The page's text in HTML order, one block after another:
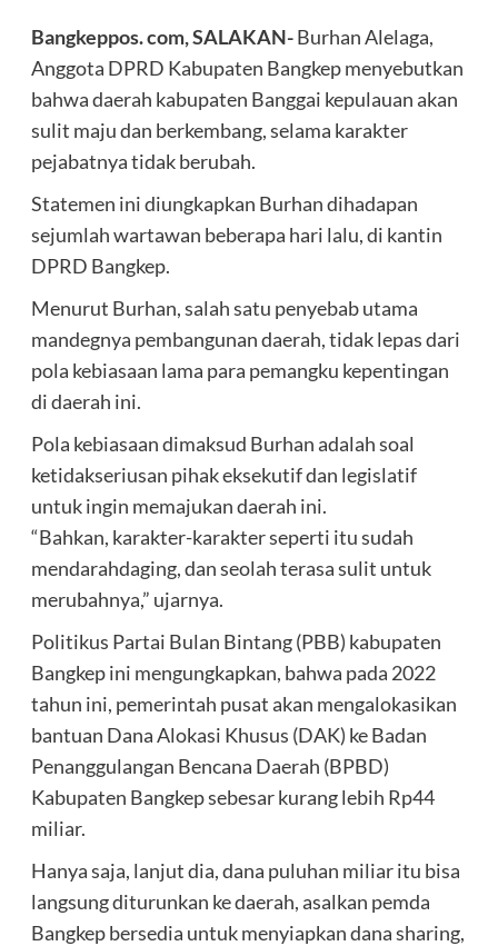
Bangkeppos. com, SALAKAN-Burhan Alelaga,
Anggota DPRD Kabupaten Bangkep menyebutkan
bahwa daerah kabupaten Banggai kepulauan akan
sulit maju dan berkembang, selama karakter
pejabatnya tidak berubah.
Statemen ini diungkapkan Burhan dihadapan
sejumlah wartawan beberapa hari lalu, di kantin
DPRD Bangkep.
Menurut Burhan, salah satu penyebab utama
mandegnya pembangunan daerah, tidak lepas dari
pola kebiasaan lama para pemangku kepentingan
di daerah ini.
Pola kebiasaan dimaksud Burhan adalah soal
ketidakseriusan pihak eksekutif dan legislatif
untuk ingin memajukan daerah ini.
“Bahkan, karakter-karakter seperti itu sudah
mendarahdaging, dan seolah terasa sulit untuk
merubahnya,” ujarnya.
Politikus Partai Bulan Bintang (PBB) kabupaten
Bangkep ini mengungkapkan, bahwa pada 2022
tahun ini, pemerintah pusat akan mengalokasikan
bantuan Dana Alokasi Khusus (DAK) ke Badan
Penanggulangan Bencana Daerah (BPBD)
Kabupaten Bangkep sebesar kurang lebih Rp44
miliar.
Hanya saja, lanjut dia, dana puluhan miliar itu bisa
langsung diturunkan ke daerah, asalkan pemda
Bangkep bersedia untuk menyiapkan dana sharing,